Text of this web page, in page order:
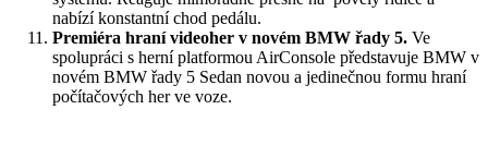
nabízí konstantní chod pedálu.
Premiéra hraní videoher v novém BMW řady 5. Ve
spolupráci s herní platformou AirConsole představuje BMW v
novém BMW řady 5 Sedan novou a jedinečnou formu hraní
počítačových her ve voze.